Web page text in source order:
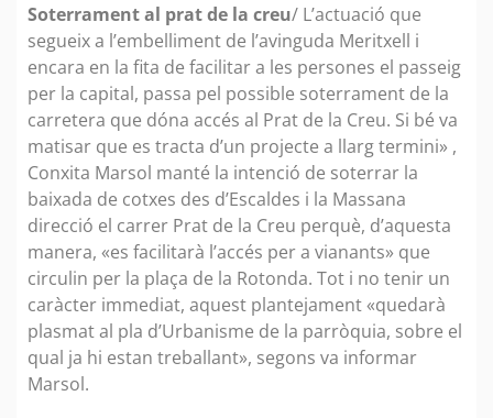
Soterrament al prat de la creu/ L’actuació que
segueix a l’embelliment de l’avinguda Meritxell i
encara en la fita de facilitar a les persones el passeig
per la capital, passa pel possible soterrament de la
carretera que dóna accés al Prat de la Creu. Si bé va
matisar que es tracta d’un projecte a llarg termini» ,
Conxita Marsol manté la intenció de soterrar la
baixada de cotxes des d’Escaldes i la Massana
direcció el carrer Prat de la Creu perquè, d’aquesta
manera, «es facilitarà l’accés per a vianants» que
circulin per la plaça de la Rotonda. Tot i no tenir un
caràcter immediat, aquest plantejament «quedarà
plasmat al pla d’Urbanisme de la parròquia, sobre el
qual ja hi estan treballant», segons va informar
Marsol.